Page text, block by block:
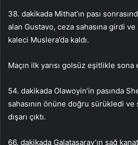
38. dakikada Mithat’ın pası
alan Gustavo, ceza sahasına girdi
kaleci Muslera’da kaldı.
Maçın ilk yarısı golsüz eşitlikle sona
54. dakikada Olawoyin’in pasında
sahasının önüne doğru sürükledi
dışarı çıktı.
66. dakikada Galatasaray’ın sağ